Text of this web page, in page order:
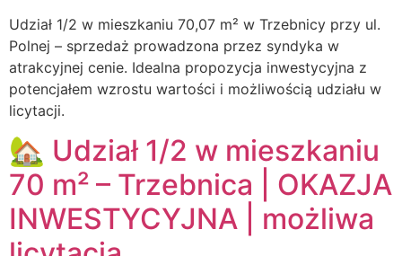
Udział 1/2 w mieszkaniu 70,07 m² w Trzebnicy przy ul.
Polnej – sprzedaż prowadzona przez syndyka w
atrakcyjnej cenie. Idealna propozycja inwestycyjna z
potencjałem wzrostu wartości i możliwością udziału w
licytacji.
🏡 Udział 1/2 w mieszkaniu
70 m² – Trzebnica | OKAZJA
INWESTYCYJNA | możliwa